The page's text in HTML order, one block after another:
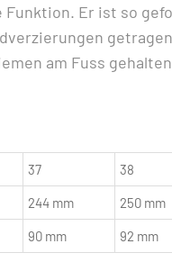
Er ist so
am Fuss
37 38
244 mm 250 mm
90 mm 92 mm